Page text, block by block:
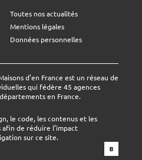
Toutes nos actualités
Mentions légales
Données personnelles
d’en France est un réseau de
qui fédère 45 agences
en France.
le code, les contenus et les
de réduire l’impact
sur ce site.